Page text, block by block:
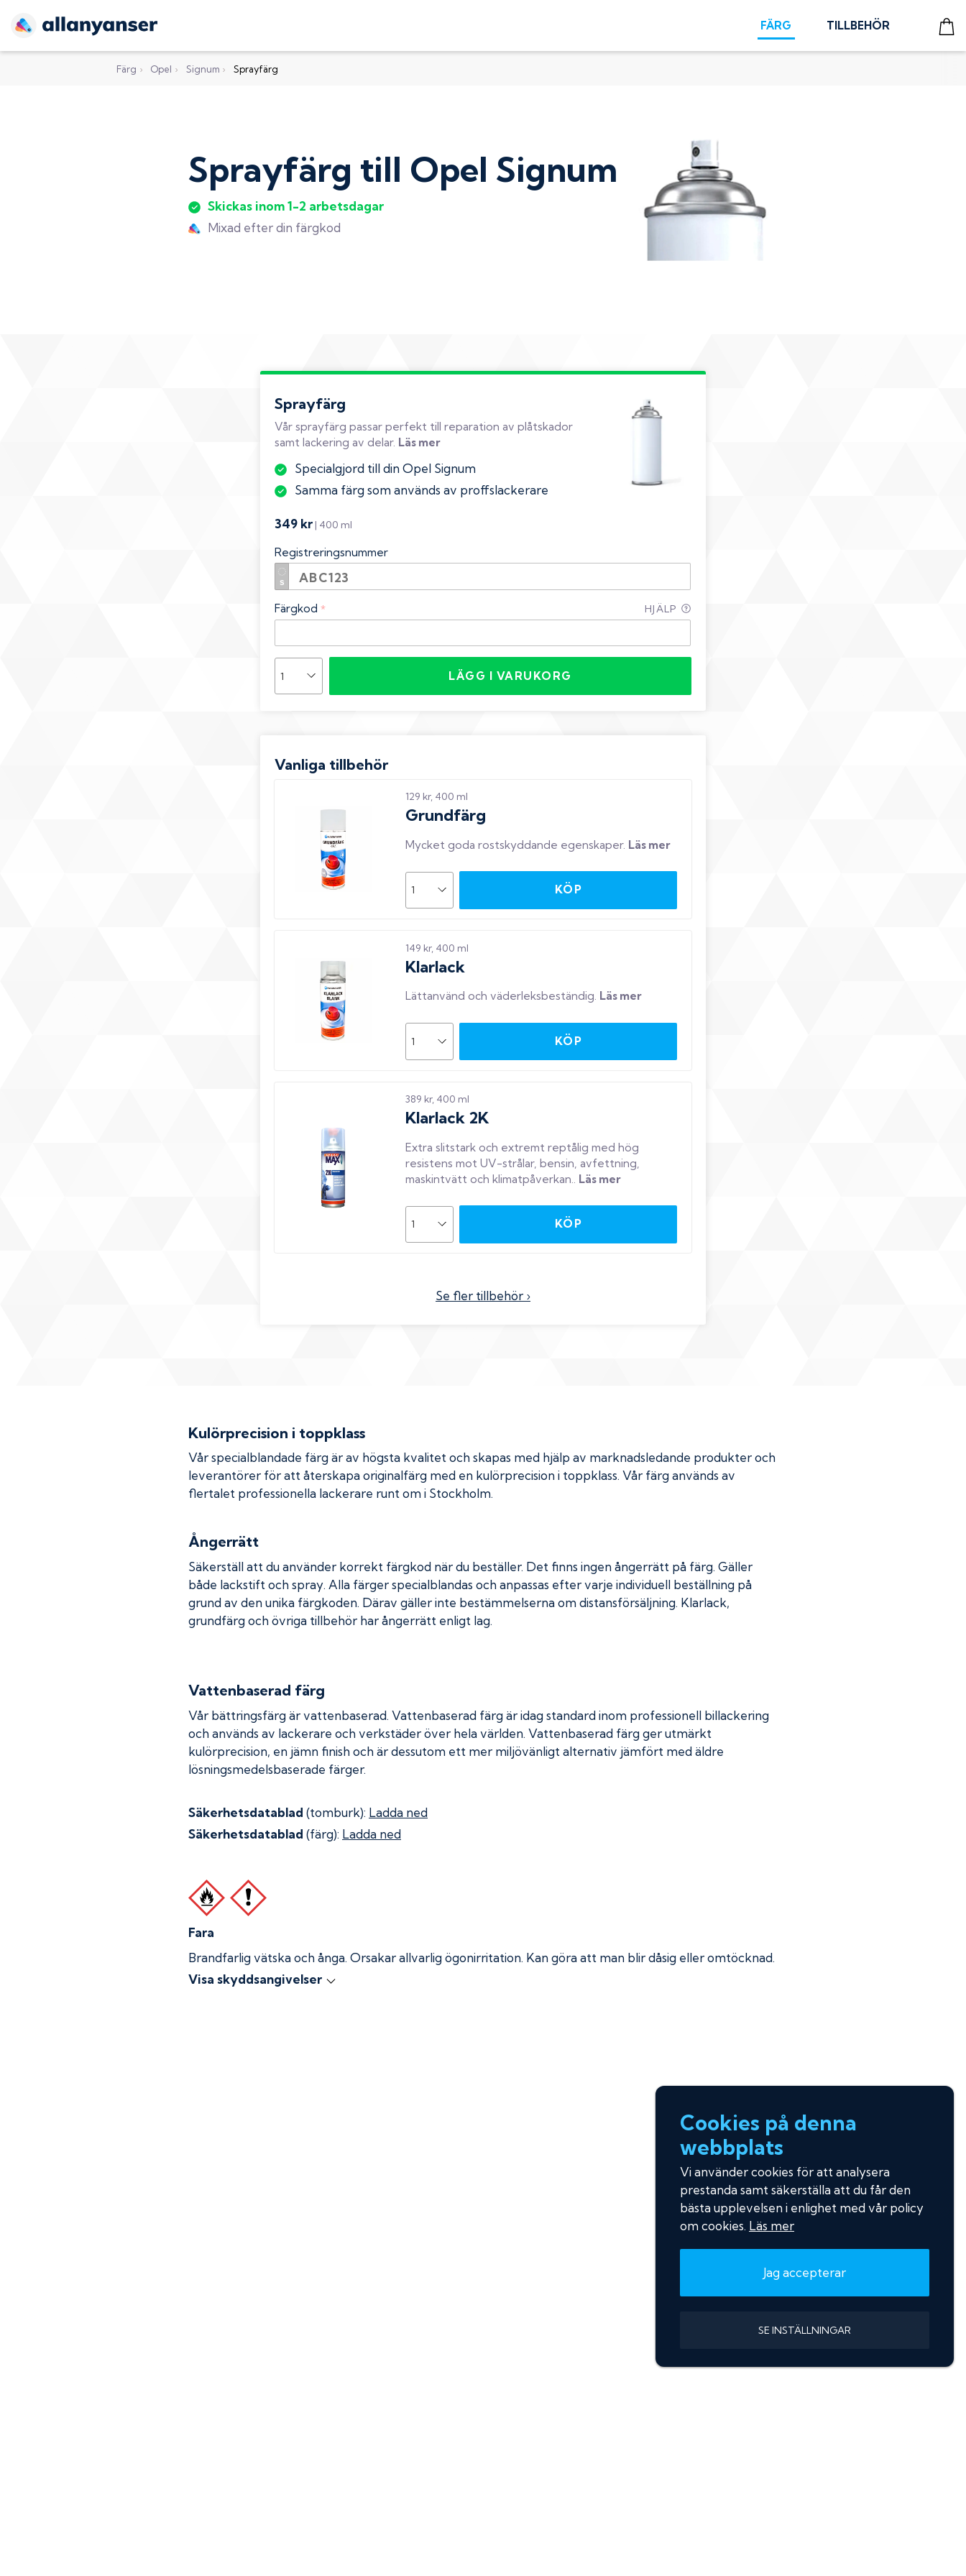
FÄRG TILLBEHÖR
Färg › Opel › Signum › Sprayfärg
Sprayfärg till Opel Signum
Skickas inom 1-2 arbetsdagar
Mixad efter din färgkod
Sprayfärg
Vår sprayfärg passar perfekt till reparation av plåtskador
samt lackering av delar. Läs mer
Specialgjord till din Opel Signum
Samma färg som används av proffslackerare
349 kr | 400 ml
Registreringsnummer
Färgkod * HJÄLP
LÄGG I VARUKORG
Vanliga tillbehör
129 kr, 400 ml
Grundfärg
Mycket goda rostskyddande egenskaper. Läs mer
KÖP
149 kr, 400 ml
Klarlack
Lättanvänd och väderleksbeständig. Läs mer
KÖP
389 kr, 400 ml
Klarlack 2K
Extra slitstark och extremt reptålig med hög
resistens mot UV-strålar, bensin, avfettning,
maskintvätt och klimatpåverkan.
Läs mer
KÖP
Se fler tillbehör ›
Kulörprecision i toppklass
Vår specialblandade färg är av högsta kvalitet och skapas med hjälp av marknadsledande produkter och
leverantörer för att återskapa originalfärg med en kulörprecision i toppklass. Vår färg används av
flertalet professionella lackerare runt om i Stockholm.
Ångerrätt
Säkerställ att du använder korrekt färgkod när du beställer. Det finns ingen ångerrätt på färg. Gäller
både lackstift och spray. Alla färger specialblandas och anpassas efter varje individuell beställning på
grund av den unika färgkoden. Därav gäller inte bestämmelserna om distansförsäljning. Klarlack,
grundfärg och övriga tillbehör har ångerrätt enligt lag.
Vattenbaserad färg
Vår bättringsfärg är vattenbaserad. Vattenbaserad färg är idag standard inom professionell billackering
och används av lackerare och verkstäder över hela världen. Vattenbaserad färg ger utmärkt
kulörprecision, en jämn finish och är dessutom ett mer miljövänligt alternativ jämfört med äldre
lösningsmedelsbaserade färger.
Säkerhetsdatablad (tomburk): Ladda ned
Säkerhetsdatablad (färg): Ladda ned
Fara
Brandfarlig vätska och ånga. Orsakar allvarlig ögonirritation. Kan göra att man blir dåsig eller omtöcknad.
Visa skyddsangivelser
Cookies på denna
webbplats
Vi använder cookies för att analysera
prestanda samt säkerställa att du får den
bästa upplevelsen i enlighet med vår policy
om cookies. Läs mer
Jag accepterar
SE INSTÄLLNINGAR